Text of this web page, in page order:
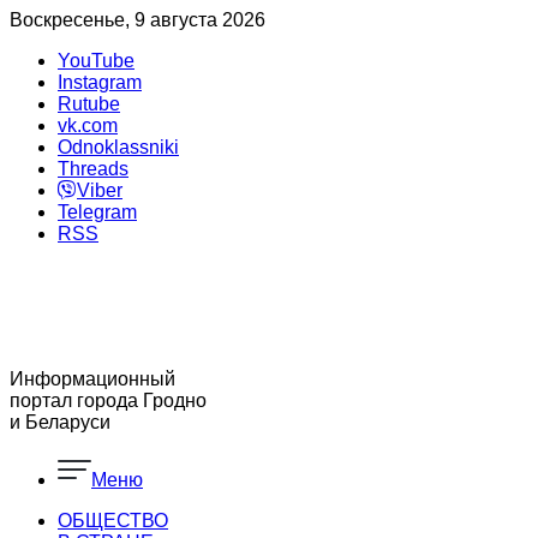
Воскресенье, 9 августа 2026
YouTube
Instagram
Rutube
vk.com
Odnoklassniki
Threads
Viber
Telegram
RSS
Информационный
портал города Гродно
и Беларуси
Меню
ОБЩЕСТВО